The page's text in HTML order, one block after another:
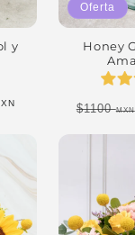
y
de oferta
Oferta
Honey
Precio
$1100MXN